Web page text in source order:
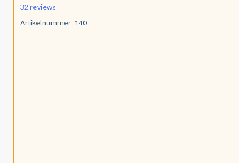
32 reviews
Artikelnummer: 140